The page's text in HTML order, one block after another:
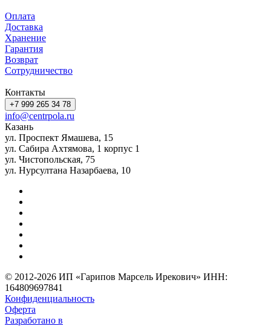
Оплата
Доставка
Хранение
Гарантия
Возврат
Сотрудничество
Контакты
+7 999 265 34 78
info@centrpola.ru
Казань
ул. Проспект Ямашева, 15
ул. Сабира Ахтямова, 1 корпус 1
ул. Чистопольская, 75
ул. Нурсултана Назарбаева, 10
© 2012-2026 ИП «Гарипов Марсель Ирекович» ИНН:
164809697841
Конфиденциальность
Оферта
Разработано в